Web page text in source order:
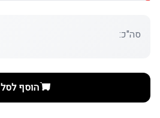
סה"כ:
הוסף לסל